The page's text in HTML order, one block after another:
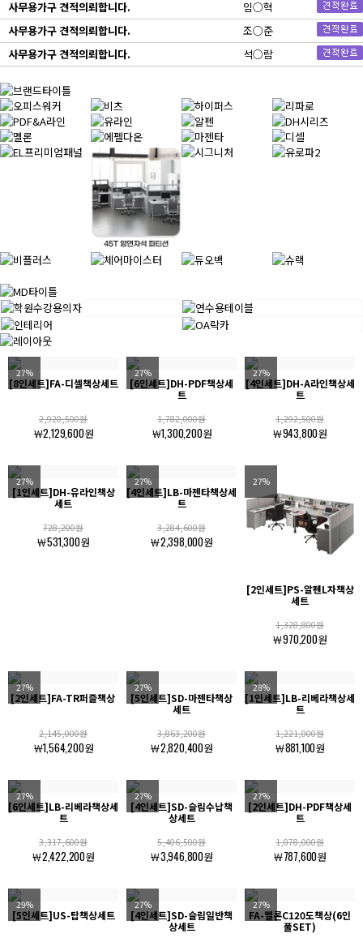
사무용가구 견적의뢰합니다.
임○혁
사무용가구 견적의뢰합니다.
조○준
사무용가구 견적의뢰합니다.
석○람
27%
[8인세트]FA-디셀책상세트
2,920,500원
￦2,129,600원
27%
[6인세트]DH-PDF책상세
트
1,782,000원
￦1,300,200원
27%
[4인세트]DH-A라인책상세
트
1,292,500원
￦943,800원
27%
[1인세트]DH-유라인책상
세트
728,200원
￦531,300원
27%
[4인세트]LB-마젠타책상세
트
3,284,600원
￦2,398,000원
27%
[2인세트]PS-알펜L자책상
세트
1,328,800원
￦970,200원
27%
[2인세트]FA-TR퍼즐책상
2,145,000원
￦1,564,200원
27%
[5인세트]SD-마젠타책상
세트
3,863,200원
￦2,820,400원
28%
[1인세트]LB-리베라책상세
트
1,221,000원
￦881,100원
27%
[6인세트]LB-리베라책상세
트
3,317,600원
￦2,422,200원
27%
[4인세트]SD-슬림수납책
상세트
5,406,500원
￦3,946,800원
27%
[2인세트]DH-PDF책상세
트
1,078,000원
￦787,600원
29%
[5인세트]US-탑책상세트
27%
[4인세트]SD-슬림일반책
상세트
27%
FA-멜론C120도책상(6인
풀SET)